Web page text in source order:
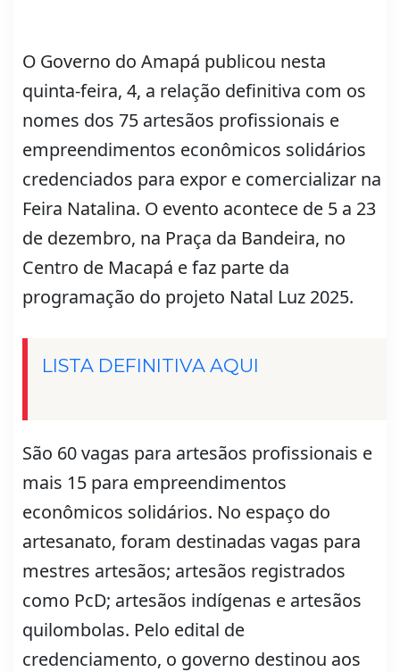
O Governo do Amapá publicou nesta
quinta-feira, 4, a relação definitiva com os
nomes dos 75 artesãos profissionais e
empreendimentos econômicos solidários
credenciados para expor e comercializar na
Feira Natalina. O evento acontece de 5 a 23
de dezembro, na Praça da Bandeira, no
Centro de Macapá e faz parte da
programação do projeto Natal Luz 2025.
LISTA DEFINITIVA AQUI
São 60 vagas para artesãos profissionais e
mais 15 para empreendimentos
econômicos solidários. No espaço do
artesanato, foram destinadas vagas para
mestres artesãos; artesãos registrados
como PcD; artesãos indígenas e artesãos
quilombolas. Pelo edital de
credenciamento, o governo destinou aos